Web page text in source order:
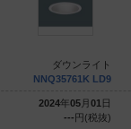
ダウンライト
NNQ35761K LD9
2024年05月 01 日
---円(税抜)